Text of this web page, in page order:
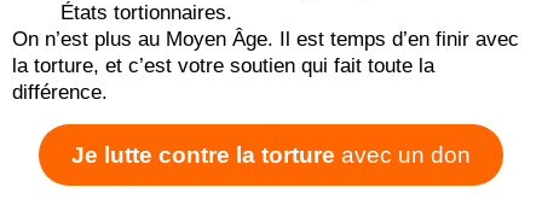
États tortionnaires.
On n’est plus au Moyen Âge. Il est temps d’en finir avec
la torture, et c’est votre soutien qui fait toute la
différence.
Je lutte contre la torture avec un don